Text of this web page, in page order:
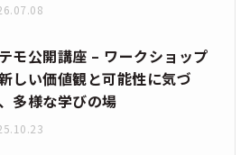
モ公開講座 – ワークショップ
しい価値観と可能性に気づ
多様な学びの場